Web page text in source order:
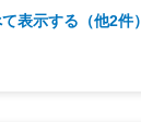
飲料水
表示する（他2件）